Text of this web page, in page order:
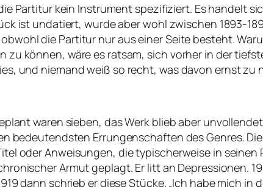
Partitur kein Instrument spezifiziert. Es handelt
ist undatiert, wurde aber wohl zwischen 1893-
die Partitur nur aus einer Seite besteht.
zu können, wäre es ratsam, sich vorher in der
und niemand weiß so recht, was davon ernst zu
waren sieben, das Werk blieb aber
bedeutendsten Errungenschaften des Genres.
oder Anweisungen, die typischerweise in
Armut geplagt. Er litt an Depressionen.
dann schrieb er diese Stücke. „Ich habe mich